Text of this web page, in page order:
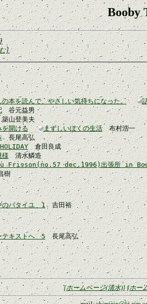
Booby
]
の本を読んで、やさしい気持ちになった。
谷元益男
山登美夫
を開ける
まずしいぼくの生活布村浩一
長尾高弘
倉田良成
様清水鱗造
Frisson(no.57 dec.1996)出張所 in
樹
のバタイユ 1吉田裕
テキストへ 5長尾高弘
[ホームページ(清水)] [ホー